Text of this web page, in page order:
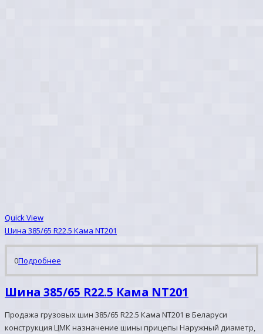
Quick View
Шина 385/65 R22.5 Кама NT201
0Подробнее
Шина 385/65 R22.5 Кама NT201
Продажа грузовых шин 385/65 R22.5 Кама NT201 в Беларуси
конструкция ЦМК назначение шины прицепы Наружный диаметр,